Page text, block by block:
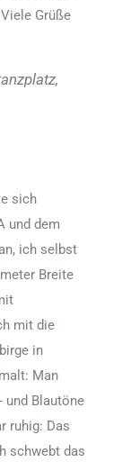
Grüße
sich
und dem
ich selbst
Breite
mit die
in
Man
und Blautöne
ruhig: Das
schwebt das